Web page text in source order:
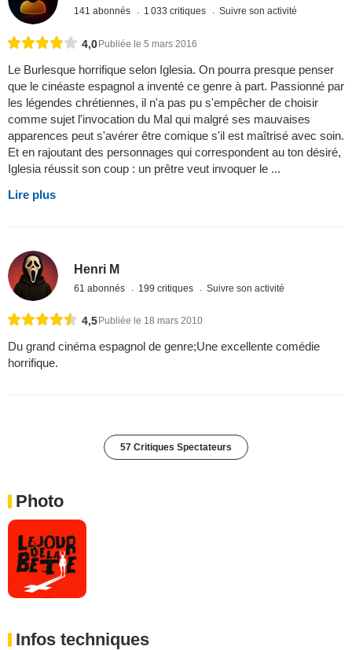
141 abonnés 1 033 critiques Suivre son activité
4,0Publiée le 5 mars 2016
Le Burlesque horrifique selon Iglesia. On pourra presque penser
que le cinéaste espagnol a inventé ce genre à part. Passionné par
les légendes chrétiennes, il n'a pas pu s'empêcher de choisir
comme sujet l'invocation du Mal qui malgré ses mauvaises
apparences peut s'avérer être comique s'il est maîtrisé avec soin.
Et en rajoutant des personnages qui correspondent au ton désiré,
Iglesia réussit son coup : un prêtre veut invoquer le ...
Lire plus
Henri M
61 abonnés 199 critiques Suivre son activité
4,5 Publiée le 18 mars 2010
Du grand cinéma espagnol de genre;Une excellente comédie
horrifique.
57 Critiques Spectateurs
Photo
Infos techniques